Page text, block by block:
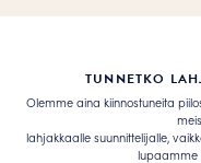
TUNNETKO
Olemme aina kiinnostuneita
lahjakkaalle suunnittelijalle,
lupaamme